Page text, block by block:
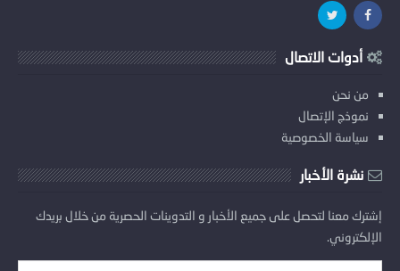
أدوات الاتصال
من نحن
نموذج الإتصال
سياسة الخصوصية
نشرة الأخبار
إشترك معنا لتحصل على جميع الأخبار و التدوينات الحصرية من خلال بريدك
الإلكتروني.